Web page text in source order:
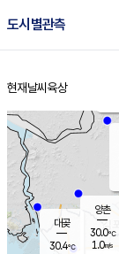
도시별관측
홈
현재날씨 육상
대곶
30.4℃
양촌
30.0℃
1.0m/s